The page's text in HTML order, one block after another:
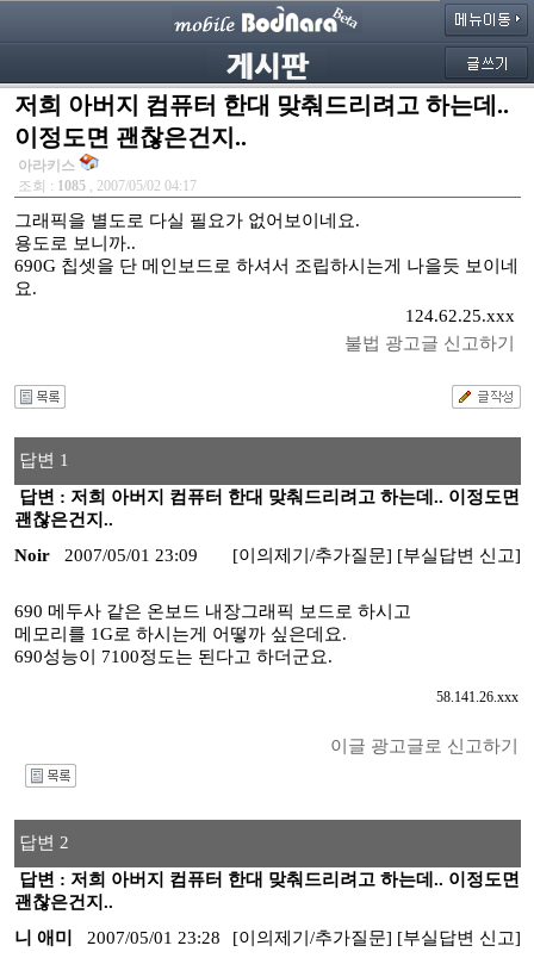
저희 아버지 컴퓨터 한대 맞춰드리려고 하는데..
이정도면 괜찮은건지..
아라키스
조회 : 1085 , 2007/05/02 04:17
그래픽을 별도로 다실 필요가 없어보이네요.
용도로 보니까..
690G 칩셋을 단 메인보드로 하셔서 조립하시는게 나을듯 보이네
요.
124.62.25.xxx
불법 광고글 신고하기
답변 1
답변 : 저희 아버지 컴퓨터 한대 맞춰드리려고 하는데.. 이정도면
괜찮은건지..
Noir
2007/05/01 23:09 [이의제기/추가질문] [부실답변 신고]
690 메두사 같은 온보드 내장그래픽 보드로 하시고
메모리를 1G로 하시는게 어떻까 싶은데요.
690성능이 7100정도는 된다고 하더군요.
58.141.26.xxx
이글 광고글로 신고하기
답변 2
답변 : 저희 아버지 컴퓨터 한대 맞춰드리려고 하는데.. 이정도면
괜찮은건지..
니 애미
2007/05/01 23:28 [이의제기/추가질문] [부실답변 신고]